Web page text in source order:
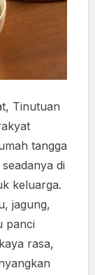
Tinutuan
tangga
di
keluarga.
jagung,
panci
rasa,